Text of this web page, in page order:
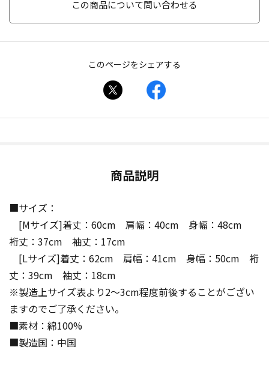
この商品について問い合わせる
このページをシェアする
商品説明
■サイズ：
[Mサイズ]着丈：60cm 肩幅：40cm 身幅：48cm
裄丈：37cm 袖丈：17cm
[Lサイズ]着丈：62cm 肩幅：41cm 身幅：50cm 裄
丈：39cm 袖丈：18cm
※製造上サイズ表より2～3cm程度前後することがござい
ますのでご了承ください。
■素材：綿100%
■製造国：中国